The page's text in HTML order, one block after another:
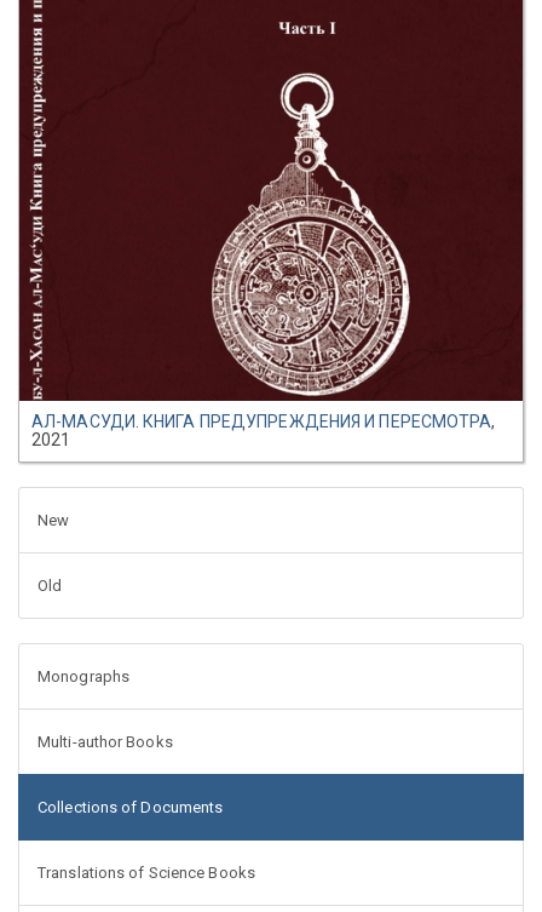
АЛ-МАСУДИ. КНИГА ПРЕДУПРЕЖДЕНИЯ И ПЕРЕСМОТРА,
2021
New
Old
Monographs
Multi-author Books
Collections of Documents
Translations of Science Books